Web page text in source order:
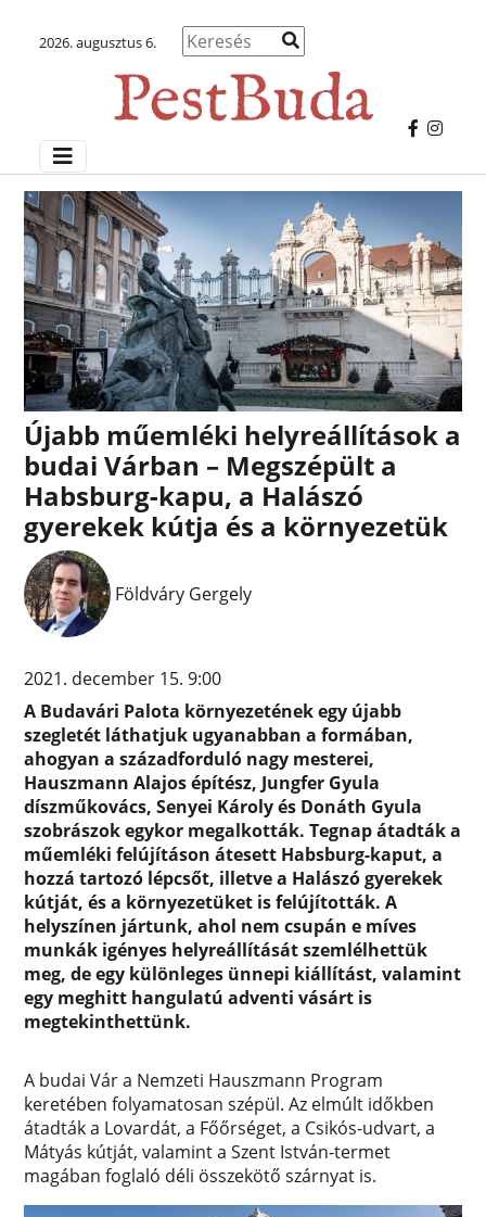
2026. augusztus 6.
Újabb műemléki helyreállítások a
budai Várban – Megszépült a
Habsburg-kapu, a Halászó
gyerekek kútja és a környezetük
Földváry Gergely
2021. december 15. 9:00
A Budavári Palota környezetének egy újabb
szegletét láthatjuk ugyanabban a formában,
ahogyan a századforduló nagy mesterei,
Hauszmann Alajos építész, Jungfer Gyula
díszműkovács, Senyei Károly és Donáth Gyula
szobrászok egykor megalkották. Tegnap átadták a
műemléki felújításon átesett Habsburg-kaput, a
hozzá tartozó lépcsőt, illetve a Halászó gyerekek
kútját, és a környezetüket is felújították. A
helyszínen jártunk, ahol nem csupán e míves
munkák igényes helyreállítását szemlélhettük
meg, de egy különleges ünnepi kiállítást, valamint
egy meghitt hangulatú adventi vásárt is
megtekinthettünk.
A budai Vár a Nemzeti Hauszmann Program
keretében folyamatosan szépül. Az elmúlt időkben
átadták a Lovardát, a Főőrséget, a Csikós-udvart, a
Mátyás kútját, valamint a Szent István-termet
magában foglaló déli összekötő szárnyat is.